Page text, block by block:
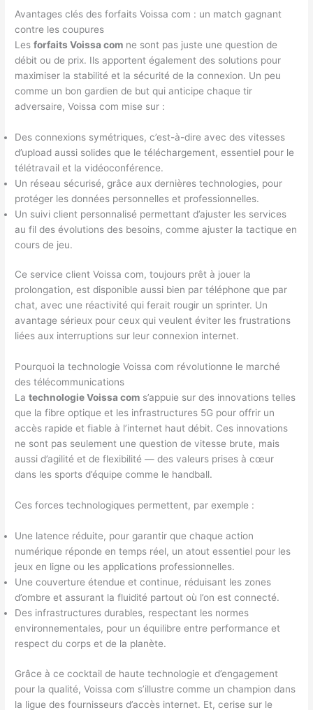
Avantages clés des forfaits Voissa com : un match gagnant
contre les coupures
Lesforfaits Voissa com ne sont pas juste une question de
débit ou de prix. Ils apportent également des solutions pour
maximiser la stabilité et la sécurité de la connexion. Un peu
comme un bon gardien de but qui anticipe chaque tir
adversaire, Voissa com mise sur :
Des connexions symétriques, c’est-à-dire avec des vitesses
d’upload aussi solides que le téléchargement, essentiel pour le
télétravail et la vidéoconférence.
Un réseau sécurisé, grâce aux dernières technologies, pour
protéger les données personnelles et professionnelles.
Un suivi client personnalisé permettant d’ajuster les services
au fil des évolutions des besoins, comme ajuster la tactique en
cours de jeu.
Ce service client Voissa com, toujours prêt à jouer la
prolongation, est disponible aussi bien par téléphone que par
chat, avec une réactivité qui ferait rougir un sprinter. Un
avantage sérieux pour ceux qui veulent éviter les frustrations
liées aux interruptions sur leur connexion internet.
Pourquoi la technologie Voissa com révolutionne le marché
des télécommunications
Latechnologie Voissa com s’appuie sur des innovations telles
que la fibre optique et les infrastructures 5G pour offrir un
accès rapide et fiable à l’internet haut débit. Ces innovations
ne sont pas seulement une question de vitesse brute, mais
aussi d’agilité et de flexibilité — des valeurs prises à cœur
dans les sports d’équipe comme le handball.
Ces forces technologiques permettent, par exemple :
Une latence réduite, pour garantir que chaque action
numérique réponde en temps réel, un atout essentiel pour les
jeux en ligne ou les applications professionnelles.
Une couverture étendue et continue, réduisant les zones
d’ombre et assurant la fluidité partout où l’on est connecté.
Des infrastructures durables, respectant les normes
environnementales, pour un équilibre entre performance et
respect du corps et de la planète.
Grâce à ce cocktail de haute technologie et d’engagement
pour la qualité, Voissa com s’illustre comme un champion dans
la ligue des fournisseurs d’accès internet. Et, cerise sur le